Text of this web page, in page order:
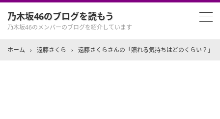
乃木坂46のブログを読もう
乃木坂46のメンバーのブログを紹介しています
ホーム › 遠藤さくら › 遠藤さくらさんの「照れる気持ちはどのくらい？」